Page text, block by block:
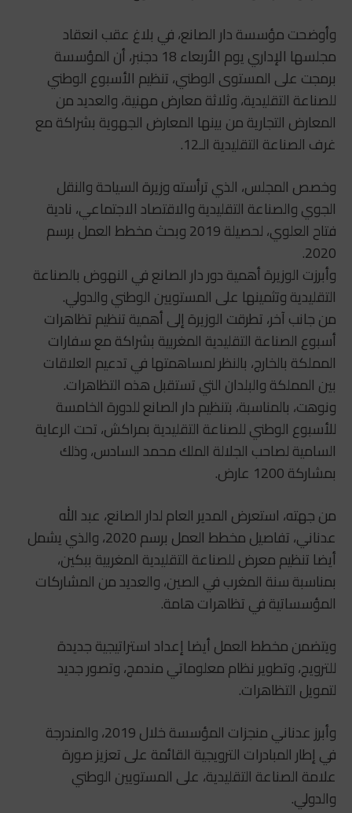
وأوضحت مؤسسة دار الصانع، في بلاغ عقب انعقاد
مجلسها الإداري يوم الأربعاء 18 دجنبر، أن المؤسسة
برمجت على المستوى الوطني، تنظيم الأسبوع الوطني
للصناعة التقليدية، وثلاثة معارض مهنية، والعديد من
المعارض التجارية من بينها المعارض الجهوية بشراكة مع
غرف الصناعة التقليدية الـ12.
وخصص المجلس، الذي ترأسته وزيرة السياحة والنقل
الجوي والصناعة التقليدية والاقتصاد الاجتماعي، نادية
فتاح العلوي، لحصيلة 2019 وبحث مخطط العمل برسم
2020.
وأبرزت الوزيرة أهمية دور دار الصانع في النهوض بالصناعة
التقليدية وتثمينها على المستويين الوطني والدولي.
من جانب آخر، تطرقت الوزيرة إلى أهمية تنظيم تظاهرات
أسبوع الصناعة التقليدية المغربية بشراكة مع سفارات
المملكة بالخارج، بالنظر لمساهمتها في تدعيم العلاقات
بين المملكة والبلدان التي تستقبل هذه التظاهرات.
ونوهت، بالمناسبة، بتنظيم دار الصانع للدورة الخامسة
للأسبوع الوطني للصناعة التقليدية بمراكش، تحت الرعاية
السامية لصاحب الجلالة الملك محمد السادس، وذلك
بمشاركة 1200 عارض.
من جهته، استعرض المدير العام لدار الصانع، عبد الله
عدناني، تفاصيل مخطط العمل برسم 2020، والذي يشمل
أيضا تنظيم معرض للصناعة التقليدية المغربية ببكين،
بمناسبة سنة المغرب في الصين، والعديد من المشاركات
المؤسساتية في تظاهرات هامة.
ويتضمن مخطط العمل أيضا إعداد استراتيجية جديدة
للترويج، وتطوير نظام معلوماتي مندمج، وتصور جديد
لتمويل التظاهرات.
وأبرز عدناني منجزات المؤسسة خلال 2019، والمندرجة
في إطار المبادرات الترويجية القائمة على تعزيز صورة
علامة الصناعة التقليدية، على المستويين الوطني
والدولي.